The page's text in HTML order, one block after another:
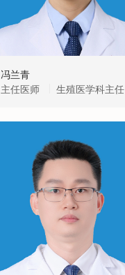
冯兰青
主任医师
生殖医学科主任